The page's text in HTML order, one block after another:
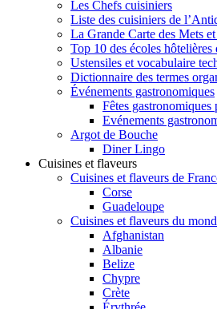
Les Chefs cuisiniers
Liste des cuisiniers de
La Grande Carte des Mets et
Top 10 des écoles hôtelières
Ustensiles et vocabulaire
Dictionnaire des termes
Événements gastronomiques
Fêtes gastronomiques
Evénements
Argot de Bouche
Diner Lingo
Cuisines et flaveurs
Cuisines et flaveurs de
Corse
Guadeloupe
Cuisines et flaveurs du
Afghanistan
Albanie
Belize
Chypre
Crète